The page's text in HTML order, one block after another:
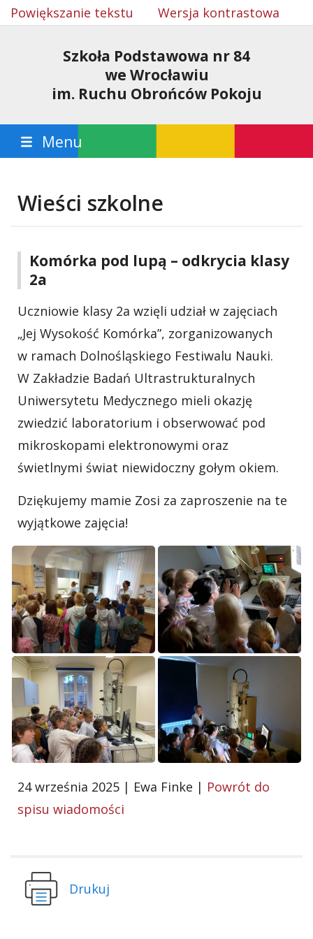
Powiększanie tekstu Wersja kontrastowa
Szkoła Podstawowa nr 84
we Wrocławiu
im. Ruchu Obrońców Pokoju
Menu
Wieści szkolne
Komórka pod lupą – odkrycia klasy
2a
Uczniowie klasy 2a wzięli udział w zajęciach
„Jej Wysokość Komórka”, zorganizowanych
w ramach Dolnośląskiego Festiwalu Nauki.
W Zakładzie Badań Ultrastrukturalnych
Uniwersytetu Medycznego mieli okazję
zwiedzić laboratorium i obserwować pod
mikroskopami elektronowymi oraz
świetlnymi świat niewidoczny gołym okiem.
Dziękujemy mamie Zosi za zaproszenie na te
wyjątkowe zajęcia!
24 września 2025 | Ewa Finke | Powrót do
spisu wiadomości
Drukuj